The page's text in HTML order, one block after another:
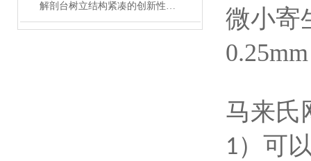
解剖台树立结构紧凑的创新性设计新标准
微小寄
马来氏
1 ）
可